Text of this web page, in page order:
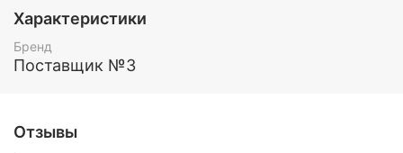
0,15).
Характеристики
Бренд
Поставщик №3
Отзывы